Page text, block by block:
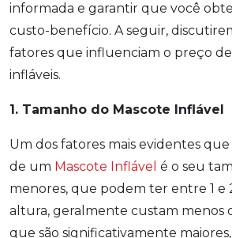
informada e garantir que você
custo-benefício. A seguir,
fatores que influenciam o preço
infláveis.
1. Tamanho do Mascote Inflável
Um dos fatores mais evidentes
de um Mascote Inflável é o seu
menores, que podem ter entre 1 e
altura, geralmente custam menos
que são significativamente